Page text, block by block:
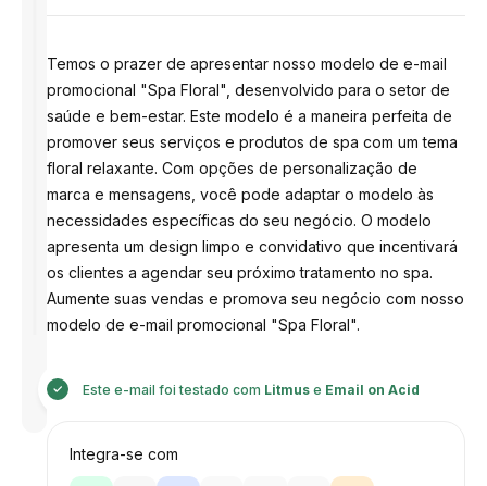
por
Temos o prazer de apresentar nosso modelo de e-mail
promocional "Spa Floral", desenvolvido para o setor de
saúde e bem-estar. Este modelo é a maneira perfeita de
promover seus serviços e produtos de spa com um tema
floral relaxante. Com opções de personalização de
marca e mensagens, você pode adaptar o modelo às
necessidades específicas do seu negócio. O modelo
apresenta um design limpo e convidativo que incentivará
os clientes a agendar seu próximo tratamento no spa.
Aumente suas vendas e promova seu negócio com nosso
modelo de e-mail promocional "Spa Floral".
Este e-mail foi testado com Litmus e Email on Acid
Integra-se com